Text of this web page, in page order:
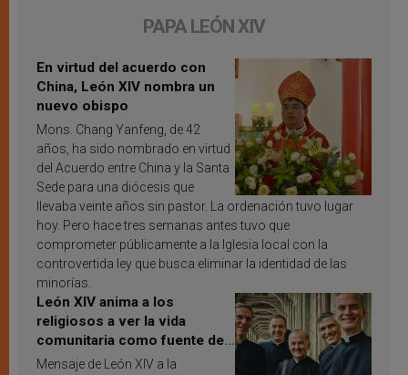
PAPA LEÓN XIV
En virtud del acuerdo con
China, León XIV nombra un
nuevo obispo
Mons. Chang Yanfeng, de 42
años, ha sido nombrado en virtud
del Acuerdo entre China y la Santa
Sede para una diócesis que
llevaba veinte años sin pastor. La ordenación tuvo lugar
hoy. Pero hace tres semanas antes tuvo que
comprometer públicamente a la Iglesia local con la
controvertida ley que busca eliminar la identidad de las
minorías.
León XIV anima a los
religiosos a ver la vida
comunitaria como fuente de
inspiración y santificación
Mensaje de León XIV a la